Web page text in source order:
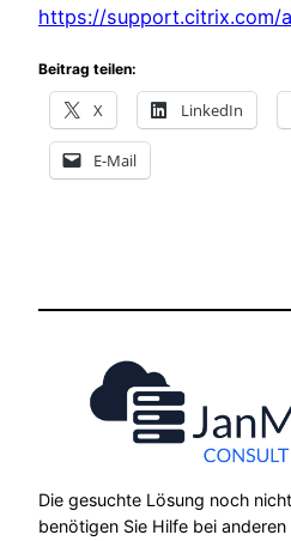
https://support.citrix.com/
Beitrag teilen:
X LinkedIn
E-Mail
Die gesuchte Lösung noch
benötigen Sie Hilfe bei anderen